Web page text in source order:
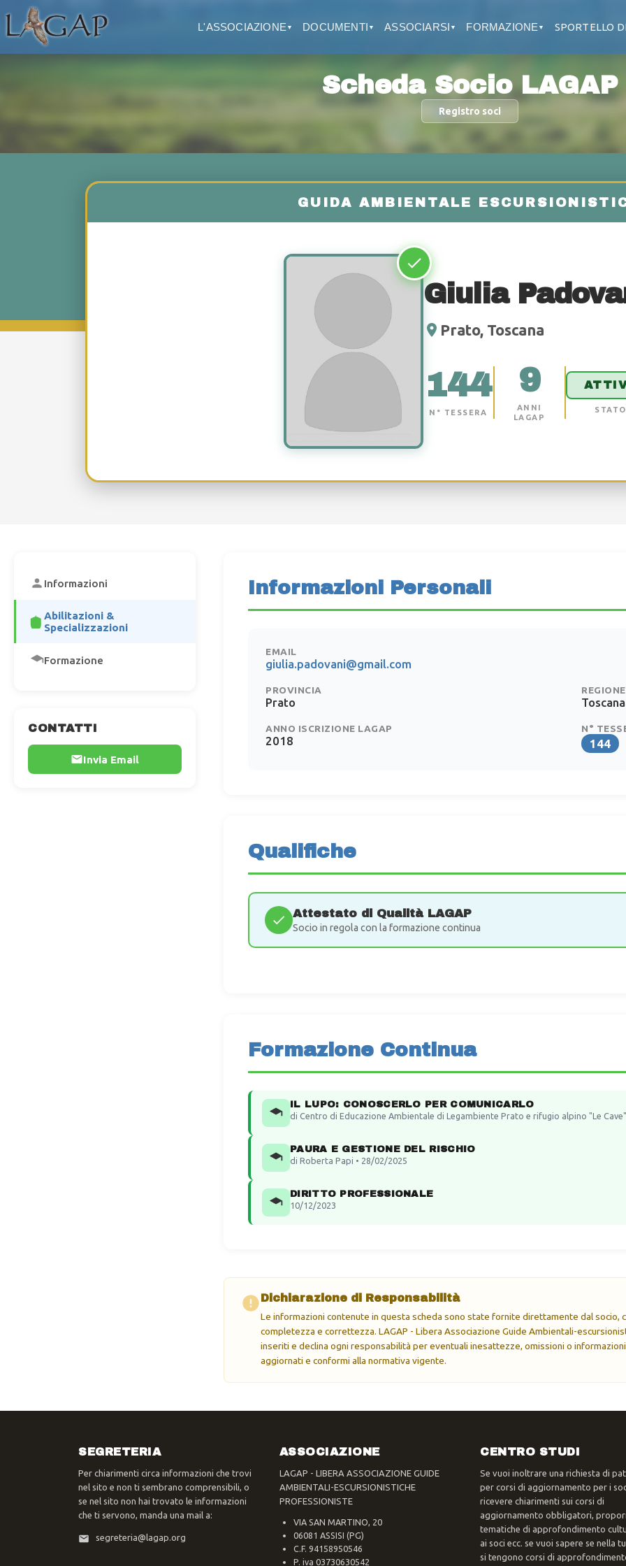
L'ASSOCIAZIONE ▼ DOCUMENTI ▼ ASSOCIARSI ▼ FORMAZIONE ▼ SPORTELLO
Scheda Socio LAGAP
Registro soci
Giulia
Prato, Toscana
144
N° TESSERA
9
ANNI
LAGAP
STATO
Informazioni
Abilitazioni &
Specializzazioni
Formazione
CONTATTI
Invia Email
Informazioni Personali
EMAIL
giulia.padovani@gmail.com
PROVINCIA
Prato
REGIONE
Toscana
ANNO ISCRIZIONE LAGAP
2018
N°
144
Qualifiche
Attestato di Qualità LAGAP
Socio in regola con la formazione continua
Formazione Continua
IL LUPO: CONOSCERLO PER COMUNICARLO
di Centro di Educazione Ambientale di Legambiente Prato e rifugio alpino "Le
PAURA E GESTIONE DEL RISCHIO
di Roberta Papi • 28/02/2025
DIRITTO PROFESSIONALE
10/12/2023
Dichiarazione di Responsabilità
Le informazioni contenute in questa scheda sono state fornite direttamente dal socio,
completezza e correttezza. LAGAP - Libera Associazione Guide Ambientali-
inseriti e declina ogni responsabilità per eventuali inesattezze, omissioni o
aggiornati e conformi alla normativa vigente.
SEGRETERIA
Per chiarimenti circa informazioni che trovi
nel sito e non ti sembrano comprensibili, o
se nel sito non hai trovato le informazioni
che ti servono, manda una mail a:
segreteria@lagap.org
ASSOCIAZIONE
LAGAP - LIBERA ASSOCIAZIONE GUIDE
AMBIENTALI-ESCURSIONISTICHE
PROFESSIONISTE
VIA SAN MARTINO, 20
06081 ASSISI (PG)
C.F. 94158950546
P. iva 03730630542
CENTRO STUDI
Se vuoi inoltrare una richiesta di
per corsi di aggiornamento per i
ricevere chiarimenti sui corsi di
aggiornamento obbligatori,
tematiche di approfondimento
ai soci ecc. se vuoi sapere se nella
si tengono corsi di